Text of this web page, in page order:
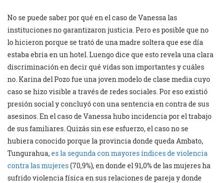
No se puede saber por qué en el caso de Vanessa las
instituciones no garantizaron justicia. Pero es posible que no
lo hicieron porque se trató de una madre soltera que ese día
estaba ebria en un hotel. Luengo dice que esto revela una clara
discriminación en decir qué vidas son importantes y cuáles
no. Karina del Pozo fue una joven modelo de clase media cuyo
caso se hizo visible a través de redes sociales. Por eso existió
presión social y concluyó con una sentencia en contra de sus
asesinos. En el caso de Vanessa hubo incidencia por el trabajo
de sus familiares. Quizás sin ese esfuerzo, el caso no se
hubiera conocido porque la provincia donde queda Ambato,
Tungurahua,es la segunda con mayores índices de violencia
contra las mujeres(70,9%), en donde el 91,0% de las mujeres ha
sufrido violencia física en sus relaciones de pareja y donde